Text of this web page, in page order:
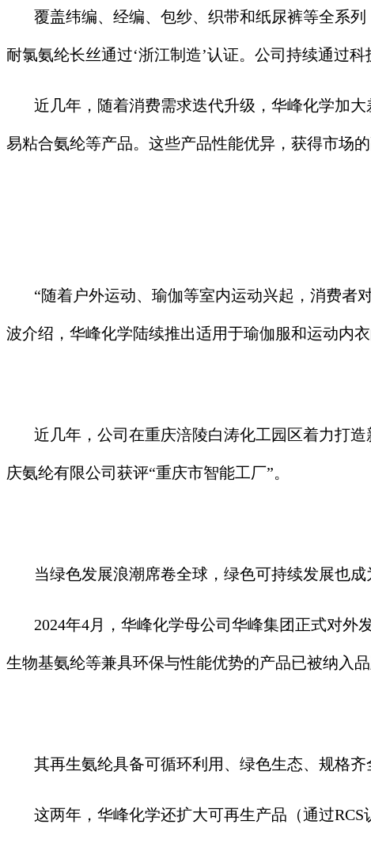
覆盖纬编、经编、包纱、织带和纸尿裤等全系
耐氯氨纶长丝通过‘浙江制造’认证。公司持续通过
近几年，随着消费需求迭代升级，华峰化学加
易粘合氨纶等产品。这些产品性能优异，获得市场的
“随着户外运动、瑜伽等室内运动兴起，消费者
波介绍，华峰化学陆续推出适用于瑜伽服和运动内
近几年，公司在重庆涪陵白涛化工园区着力打
庆氨纶有限公司获评“重庆市智能工厂”。
当绿色发展浪潮席卷全球，绿色可持续发展也成
2024年4月，华峰化学母公司华峰集团正式对
生物基氨纶等兼具环保与性能优势的产品已被纳入
其再生氨纶具备可循环利用、绿色生态、规格
这两年，华峰化学还扩大可再生产品（通过